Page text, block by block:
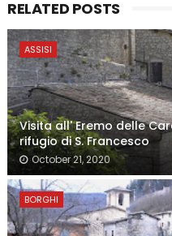
RELATED POSTS
ASSISI
Visita all' Eremo delle
rifugio di S. Francesco
October 21, 2020
BORGHI